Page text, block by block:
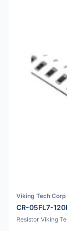
Viking Tech Corp
CR-05FL7-
Resistor Viking